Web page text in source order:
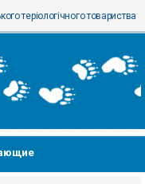
теріологічного товариства